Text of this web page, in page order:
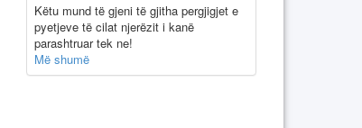
Këtu mund të gjeni të gjitha pergjigjet e
pyetjeve të cilat njerëzit i kanë
parashtruar tek ne!
Më shumë